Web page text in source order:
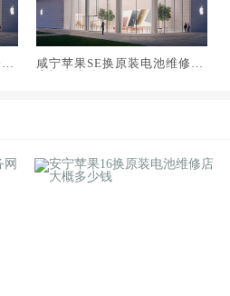
咸宁苹果SE换原装电池维修店